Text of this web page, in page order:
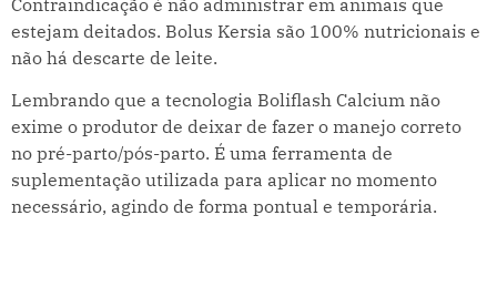
estejam deitados. Bolus Kersia são 100% nutricionais e
não há descarte de leite.
Lembrando que a tecnologia Boliflash Calcium não
exime o produtor de deixar de fazer o manejo correto
no pré-parto/pós-parto. É uma ferramenta de
suplementação utilizada para aplicar no momento
necessário, agindo de forma pontual e temporária.